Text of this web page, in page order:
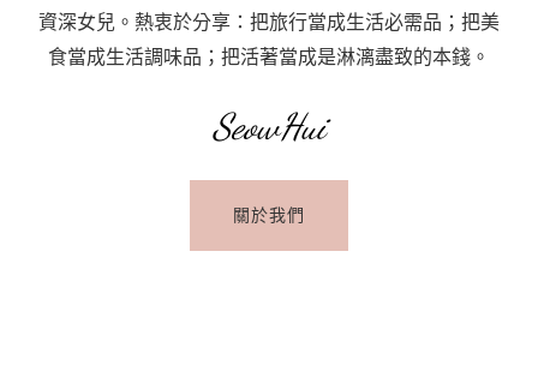
資深女兒。熱衷於分享：把旅行當成生活必需品；把美
食當成生活調味品；把活著當成是淋漓盡致的本錢。
SeowHui
關於我們